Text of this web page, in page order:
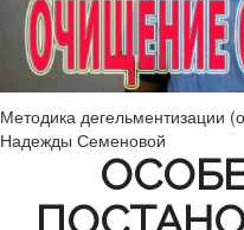
Методика дегельментизации
Надежды Семеновой